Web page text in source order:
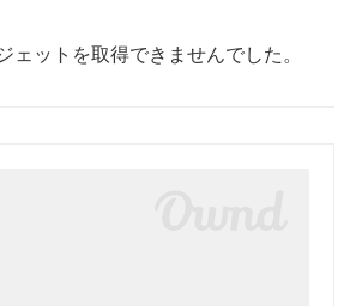
ェットを取得できませんでした。